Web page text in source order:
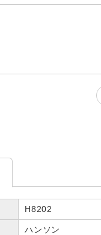
H8202
ハンソン